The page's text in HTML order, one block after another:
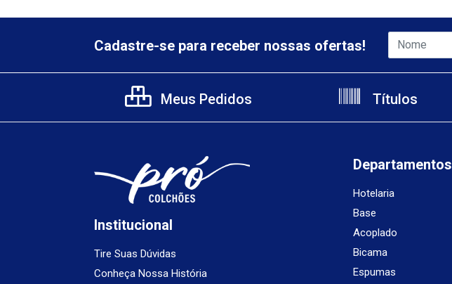
Cadastre-se para receber nossas ofertas!
Meus Pedidos Títulos
Institucional
Tire Suas Dúvidas
Conheça Nossa História
Departamentos
Hotelaria
Base
Acoplado
Bicama
Espumas